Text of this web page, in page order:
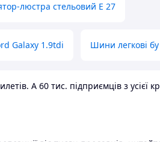
люстра стельовий E 27
Galaxy 1.9tdi Шини легкові
А 60 тис. підприємців з усієї